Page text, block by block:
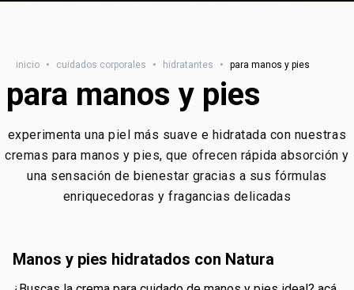
inicio • cuidados corporales • hidratantes • para manos y pies
para manos y pies
experimenta una piel más suave e hidratada con nuestras
cremas para manos y pies, que ofrecen rápida absorción y
una sensación de bienestar gracias a sus fórmulas
enriquecedoras y fragancias delicadas
manos y pies hidratados con Natura